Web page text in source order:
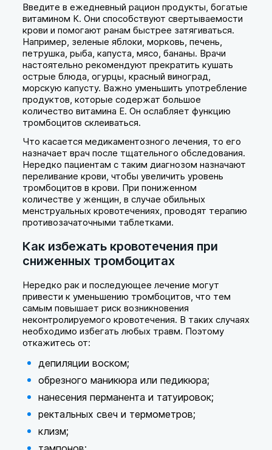
Введите в ежедневный рацион продукты, богатые
витамином К. Они способствуют свертываемости
крови и помогают ранам быстрее затягиваться.
Например, зеленые яблоки, морковь, печень,
петрушка, рыба, капуста, мясо, бананы. Врачи
настоятельно рекомендуют прекратить кушать
острые блюда, огурцы, красный виноград,
морскую капусту. Важно уменьшить употребление
продуктов, которые содержат большое
количество витамина Е. Он ослабляет функцию
тромбоцитов склеиваться.
Что касается медикаментозного лечения, то его
назначает врач после тщательного обследования.
Нередко пациентам с таким диагнозом назначают
переливание крови, чтобы увеличить уровень
тромбоцитов в крови. При пониженном
количестве у женщин, в случае обильных
менструальных кровотечениях, проводят терапию
противозачаточными таблетками.
Как избежать кровотечения при
сниженных тромбоцитах
Нередко рак и последующее лечение могут
привести к уменьшению тромбоцитов, что тем
самым повышает риск возникновения
неконтролируемого кровотечения. В таких случаях
необходимо избегать любых травм. Поэтому
откажитесь от:
депиляции воском;
обрезного маникюра или педикюра;
нанесения перманента и татуировок;
ректальных свеч и термометров;
клизм;